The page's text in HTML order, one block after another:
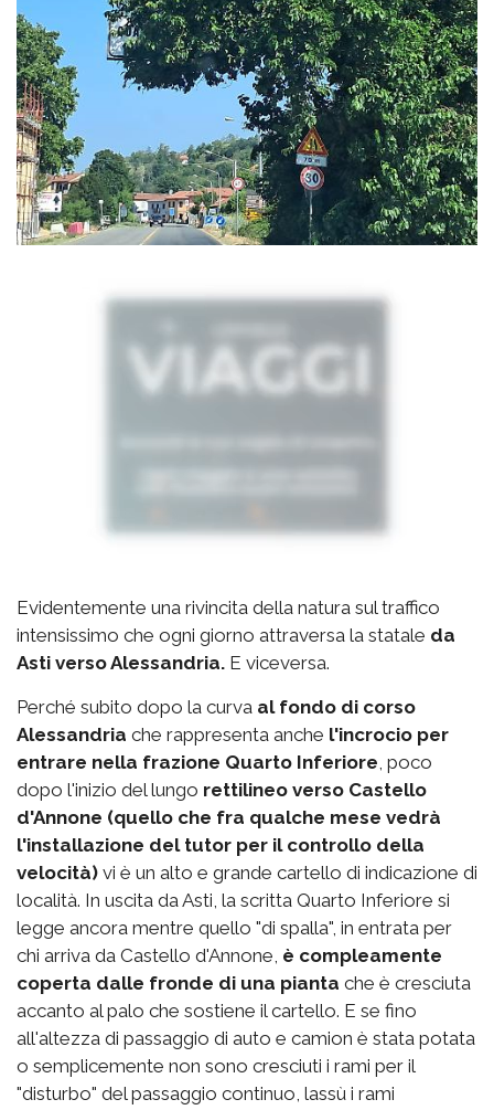
Evidentemente una rivincita della natura sul traffico
intensissimo che ogni giorno attraversa la statale da
Asti verso Alessandria. E viceversa.
Perché subito dopo la curva al fondo di corso
Alessandria che rappresenta anche l'incrocio per
entrare nella frazione Quarto Inferiore , poco
dopo l'inizio del lungo rettilineo verso Castello
d'Annone (quello che fra qualche mese vedrà
l'installazione del tutor per il controllo della
velocità) vi è un alto e grande cartello di indicazione di
località. In uscita da Asti, la scritta Quarto Inferiore si
legge ancora mentre quello "di spalla", in entrata per
chi arriva da Castello d'Annone, è compleamente
coperta dalle fronde di una pianta che è cresciuta
accanto al palo che sostiene il cartello. E se fino
all'altezza di passaggio di auto e camion è stata potata
o semplicemente non sono cresciuti i rami per il
"disturbo" del passaggio continuo, lassù i rami